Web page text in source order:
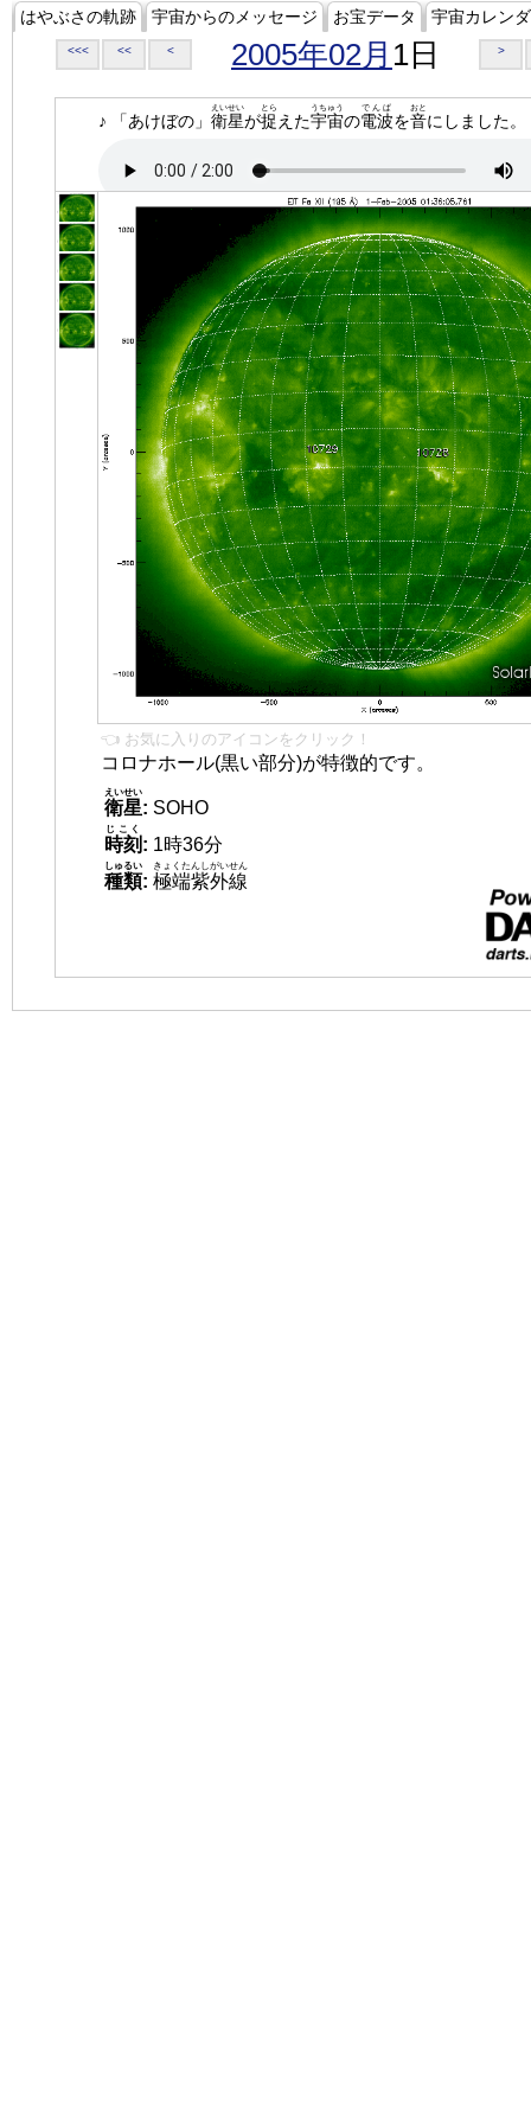
はやぶさの軌跡 宇宙からのメッセージ お宝データ 宇宙カレン
<<< << < 2005年02月 1日 >
♪ 「あけぼの」 衛星
えいせい
が捉
とら
えた宇宙
うちゅう
の電波
でんぱ
を音
おと
にしました。
👈 お気に入りのアイコンをクリック！
コロナホール(黒い部分)が特徴的です。
衛星
えいせい
: SOHO
時刻
じこく
: 1時36分
種類
しゅるい
: 極端紫外線
きょくたんしがいせん